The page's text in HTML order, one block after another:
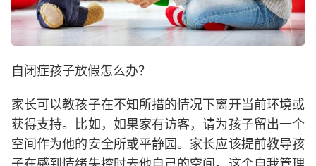
自闭症孩子放假怎么办？
家长可以教孩子在不知所措的情况下离开当前环境或
获得支持。比如，如果家有访客，请为孩子留出一个
空间作为他的安全所或平静园。家长应该提前教导孩